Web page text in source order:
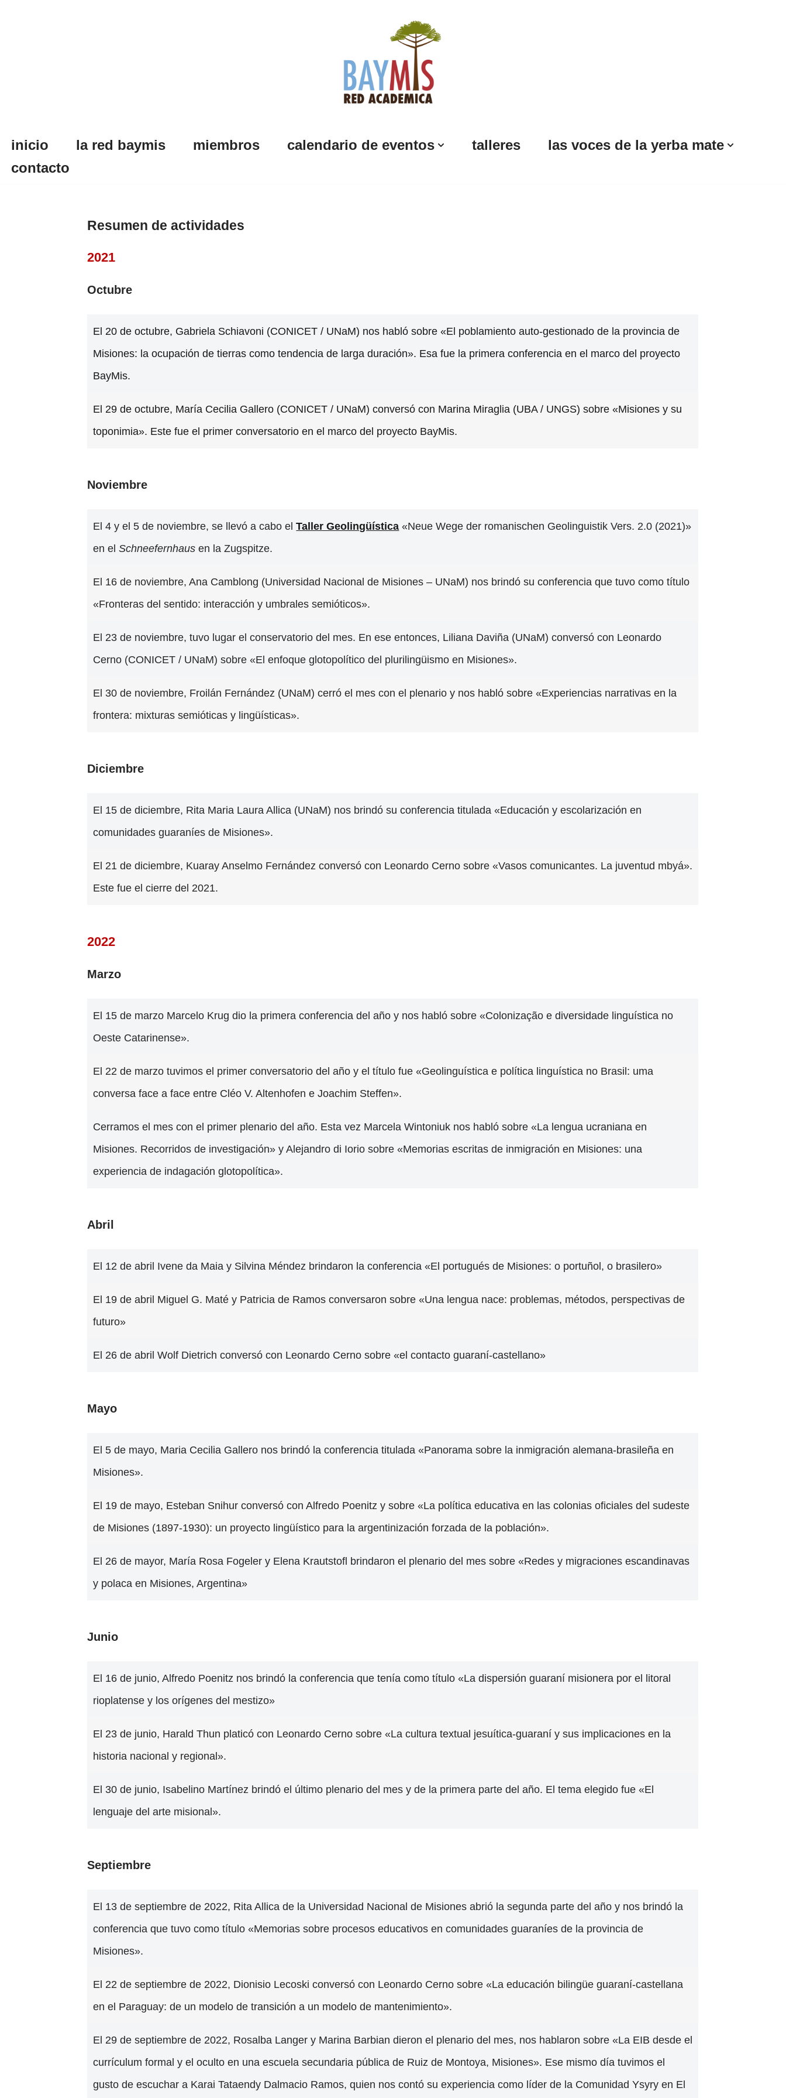
inicio la red baymis miembros calendario de eventos talleres
las voces de la yerba mate
contacto
Resumen de actividades
2021
Octubre
El 20 de octubre, Gabriela Schiavoni (CONICET / UNaM) nos habló sobre «El poblamiento auto-gestionado de la provincia de
Misiones: la ocupación de tierras como tendencia de larga duración». Esa fue la primera conferencia en el marco del proyecto
BayMis.
El 29 de octubre, María Cecilia Gallero (CONICET / UNaM) conversó con Marina Miraglia (UBA / UNGS) sobre «Misiones y su
toponimia». Este fue el primer conversatorio en el marco del proyecto BayMis.
Noviembre
El 4 y el 5 de noviembre, se llevó a cabo elTaller Geolingüística «Neue Wege der romanischen Geolinguistik Vers. 2.0 (2021)»
en elSchneefernhaus en la Zugspitze.
El 16 de noviembre, Ana Camblong (Universidad Nacional de Misiones – UNaM) nos brindó su conferencia que tuvo como título
«Fronteras del sentido: interacción y umbrales semióticos».
El 23 de noviembre, tuvo lugar el conservatorio del mes. En ese entonces, Liliana Daviña (UNaM) conversó con Leonardo
Cerno (CONICET / UNaM) sobre «El enfoque glotopolítico del plurilingüismo en Misiones».
El 30 de noviembre, Froilán Fernández (UNaM) cerró el mes con el plenario y nos habló sobre «Experiencias narrativas en la
frontera: mixturas semióticas y lingüísticas».
Diciembre
El 15 de diciembre, Rita Maria Laura Allica (UNaM) nos brindó su conferencia titulada «Educación y escolarización en
comunidades guaraníes de Misiones».
El 21 de diciembre, Kuaray Anselmo Fernández conversó con Leonardo Cerno sobre «Vasos comunicantes. La juventud mbyá».
Este fue el cierre del 2021.
2022
Marzo
El 15 de marzo Marcelo Krug dio la primera conferencia del año y nos habló sobre «Colonização e diversidade linguística no
Oeste Catarinense».
El 22 de marzo tuvimos el primer conversatorio del año y el título fue «Geolinguística e política linguística no Brasil: uma
conversa face a face entre Cléo V. Altenhofen e Joachim Steffen».
Cerramos el mes con el primer plenario del año. Esta vez Marcela Wintoniuk nos habló sobre «La lengua ucraniana en
Misiones. Recorridos de investigación» y Alejandro di Iorio sobre «Memorias escritas de inmigración en Misiones: una
experiencia de indagación glotopolítica».
Abril
El 12 de abril Ivene da Maia y Silvina Méndez brindaron la conferencia «El portugués de Misiones: o portuñol, o brasilero»
El 19 de abril Miguel G. Maté y Patricia de Ramos conversaron sobre «Una lengua nace: problemas, métodos, perspectivas de
futuro»
El 26 de abril Wolf Dietrich conversó con Leonardo Cerno sobre «el contacto guaraní-castellano»
Mayo
El 5 de mayo, Maria Cecilia Gallero nos brindó la conferencia titulada «Panorama sobre la inmigración alemana-brasileña en
Misiones».
El 19 de mayo, Esteban Snihur conversó con Alfredo Poenitz y sobre «La política educativa en las colonias oficiales del sudeste
de Misiones (1897-1930): un proyecto lingüístico para la argentinización forzada de la población».
El 26 de mayor, María Rosa Fogeler y Elena Krautstofl brindaron el plenario del mes sobre «Redes y migraciones escandinavas
y polaca en Misiones, Argentina»
Junio
El 16 de junio, Alfredo Poenitz nos brindó la conferencia que tenía como título «La dispersión guaraní misionera por el litoral
rioplatense y los orígenes del mestizo»
El 23 de junio, Harald Thun platicó con Leonardo Cerno sobre «La cultura textual jesuítica-guaraní y sus implicaciones en la
historia nacional y regional».
El 30 de junio, Isabelino Martínez brindó el último plenario del mes y de la primera parte del año. El tema elegido fue «El
lenguaje del arte misional».
Septiembre
El 13 de septiembre de 2022, Rita Allica de la Universidad Nacional de Misiones abrió la segunda parte del año y nos brindó la
conferencia que tuvo como título «Memorias sobre procesos educativos en comunidades guaraníes de la provincia de
Misiones».
El 22 de septiembre de 2022, Dionisio Lecoski conversó con Leonardo Cerno sobre «La educación bilingüe guaraní-castellana
en el Paraguay: de un modelo de transición a un modelo de mantenimiento».
El 29 de septiembre de 2022, Rosalba Langer y Marina Barbian dieron el plenario del mes, nos hablaron sobre «La EIB desde el
currículum formal y el oculto en una escuela secundaria pública de Ruiz de Montoya, Misiones». Ese mismo día tuvimos el
gusto de escuchar a Karai Tataendy Dalmacio Ramos, quien nos contó su experiencia como líder de la Comunidad Ysyry en El